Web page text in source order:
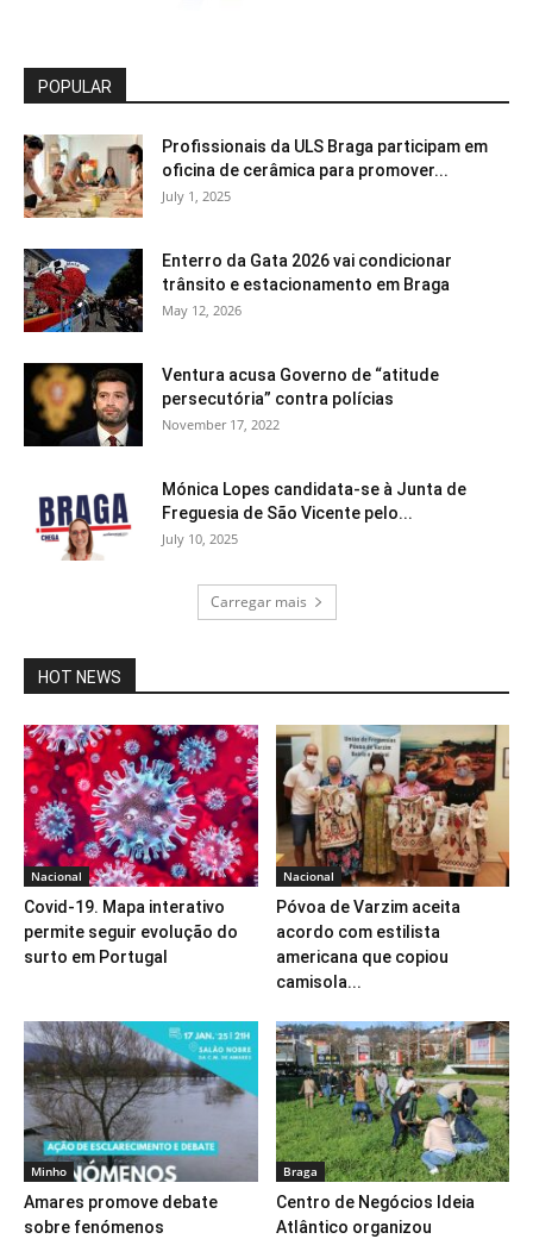
POPULAR
Profissionais da ULS Braga participam em
oficina de cerâmica para promover...
July 1, 2025
Enterro da Gata 2026 vai condicionar
trânsito e estacionamento em Braga
May 12, 2026
Ventura acusa Governo de “atitude
persecutória” contra polícias
November 17, 2022
Mónica Lopes candidata-se à Junta de
Freguesia de São Vicente pelo...
July 10, 2025
Carregar mais
HOT NEWS
Nacional
Covid-19. Mapa interativo
permite seguir evolução do
surto em Portugal
Nacional
Póvoa de Varzim aceita
acordo com estilista
americana que copiou
camisola...
Minho
Amares promove debate
sobre fenómenos
Braga
Centro de Negócios Ideia
Atlântico organizou